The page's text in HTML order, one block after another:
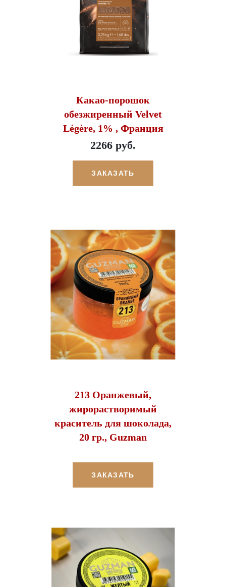
Какао-порошок
обезжиренный Velvet
Légère, 1% , Франция
2266 руб.
ЗАКАЗАТЬ
213 Оранжевый,
жирорастворимый
краситель для шоколада,
20 гр., Guzman
ЗАКАЗАТЬ